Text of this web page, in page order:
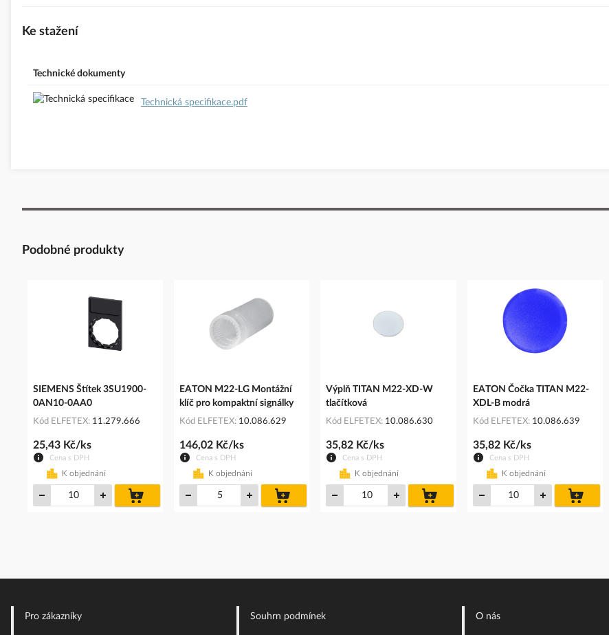
Ke stažení
Technické dokumenty
Technická specifikace.pdf
Podobné produkty
SIEMENS Štítek 3SU1900-
0AN10-0AA0
Kód ELFETEX 11.279.666
Cena s DPH
25,43 Kč/ks
K objednání
košíku
EATON M22-LG Montážní
klíč pro kompaktní signálky
Kód ELFETEX 10.086.629
Cena s DPH
146,02 Kč/ks
K objednání
košíku
Výplň TITAN M22-XD-W
tlačítková
Kód ELFETEX 10.086.630
Cena s DPH
35,82 Kč/ks
K objednání
košíku
EATON Čočka TITAN M22-
XDL-B modrá
Kód ELFETEX 10.086.639
Cena s DPH
35,82 Kč/ks
K objednání
košíku
Pro zákazníky Souhrn podmínek O nás